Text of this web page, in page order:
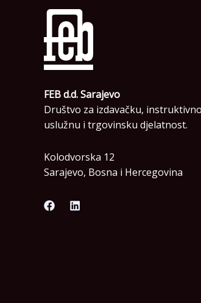
FEB d.d. Sarajevo
Društvo za izdavačku,
uslužnu i trgovinsku djelatnost.
Kolodvorska 12
Sarajevo, Bosna i Hercegovina